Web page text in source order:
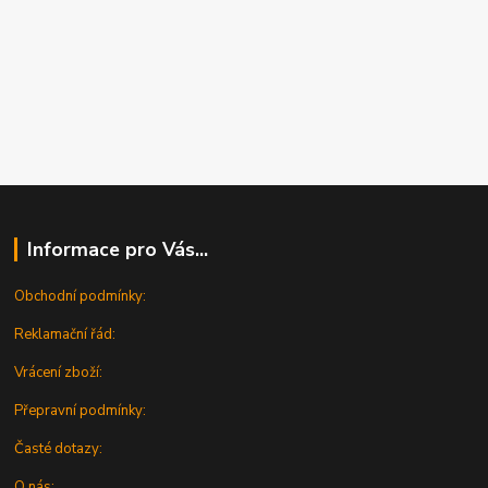
Informace pro Vás...
Obchodní podmínky:
Reklamační řád:
Vrácení zboží:
Přepravní podmínky:
Časté dotazy: